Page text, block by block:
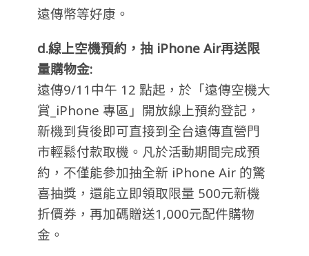
遠傳幣等好康。
d.線上空機預約 ， 抽 iPhone Air再送限
量購物金:
遠傳9/11中午 12 點起，於「遠傳空機大
賞_iPhone 專區」開放線上預約登記，
新機到貨後即可直接到全台遠傳直營門
市輕鬆付款取機。凡於活動期間完成預
約，不僅能參加抽全新 iPhone Air 的驚
喜抽獎，還能立即領取限量 500元新機
折價券，再加碼贈送1,000元配件購物
金。